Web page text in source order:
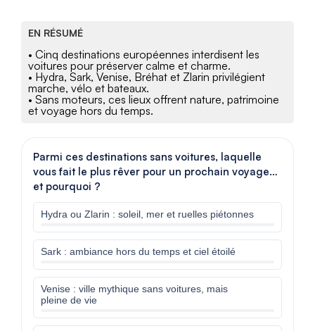
EN RÉSUMÉ
• Cinq destinations européennes interdisent les
voitures pour préserver calme et charme.
• Hydra, Sark, Venise, Bréhat et Zlarin privilégient
marche, vélo et bateaux.
• Sans moteurs, ces lieux offrent nature, patrimoine
et voyage hors du temps.
Parmi ces destinations sans voitures, laquelle
vous fait le plus rêver pour un prochain voyage…
et pourquoi ?
Hydra ou Zlarin : soleil, mer et ruelles piétonnes
Sark : ambiance hors du temps et ciel étoilé
Venise : ville mythique sans voitures, mais
pleine de vie